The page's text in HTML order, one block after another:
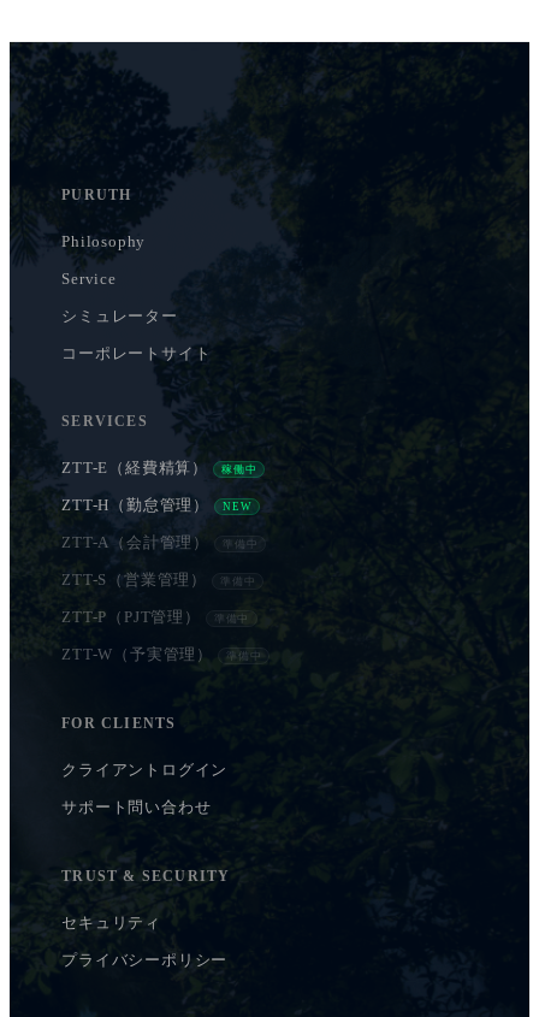
PURUTH
Philosophy
Service
シミュレーター
コーポレートサイト
SERVICES
ZTT-E（経費精算） 稼働中
ZTT-H（勤怠管理） NEW
ZTT-A（会計管理） 準備中
ZTT-S（営業管理） 準備中
ZTT-P（PJT管理） 準備中
ZTT-W（予実管理） 準備中
FOR CLIENTS
クライアントログイン
サポート問い合わせ
TRUST & SECURITY
セキュリティ
プライバシーポリシー